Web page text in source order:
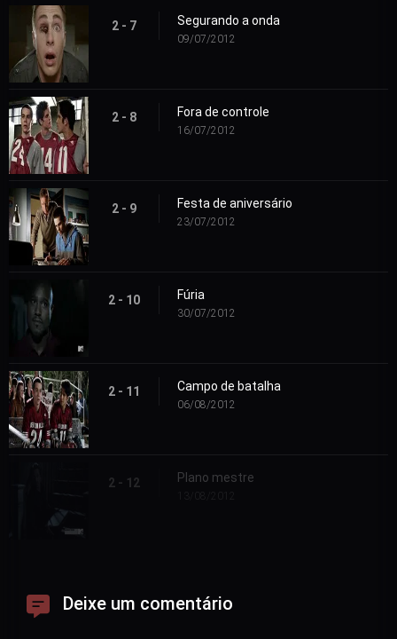
2 - 7 Segurando a onda
09/07/2012
2 - 8 Fora de controle
16/07/2012
2 - 9 Festa de aniversário
23/07/2012
2 - 10 Fúria
30/07/2012
2 - 11 Campo de batalha
06/08/2012
2 - 12 Plano mestre
Deixe um comentário